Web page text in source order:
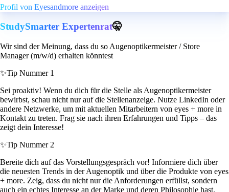
Profil von Eyesandmore anzeigen
StudySmarter Expertenrat🤫
Wir sind der Meinung, dass du so Augenoptikermeister / Store
Manager (m/w/d) erhalten könntest
✨Tip Nummer 1
Sei proaktiv! Wenn du dich für die Stelle als Augenoptikermeister
bewirbst, schau nicht nur auf die Stellenanzeige. Nutze LinkedIn oder
andere Netzwerke, um mit aktuellen Mitarbeitern von eyes + more in
Kontakt zu treten. Frag sie nach ihren Erfahrungen und Tipps – das
zeigt dein Interesse!
✨Tip Nummer 2
Bereite dich auf das Vorstellungsgespräch vor! Informiere dich über
die neuesten Trends in der Augenoptik und über die Produkte von eyes
+ more. Zeig, dass du nicht nur die Anforderungen erfüllst, sondern
auch ein echtes Interesse an der Marke und deren Philosophie hast.